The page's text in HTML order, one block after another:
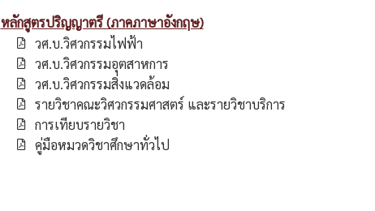
หลักสูตรปริญญาตรี (ภาคภาษาอังกฤษ)
วศ.บ.วิศวกรรมไฟฟ้า
วศ.บ.วิศวกรรมอุตสาหการ
วศ.บ.วิศวกรรมสิ่งแวดล้อม
รายวิชาคณะวิศวกรรมศาสตร์ และรายวิชาบริการ
การเทียบรายวิชา
คู่มือหมวดวิชาศึกษาทั่วไป